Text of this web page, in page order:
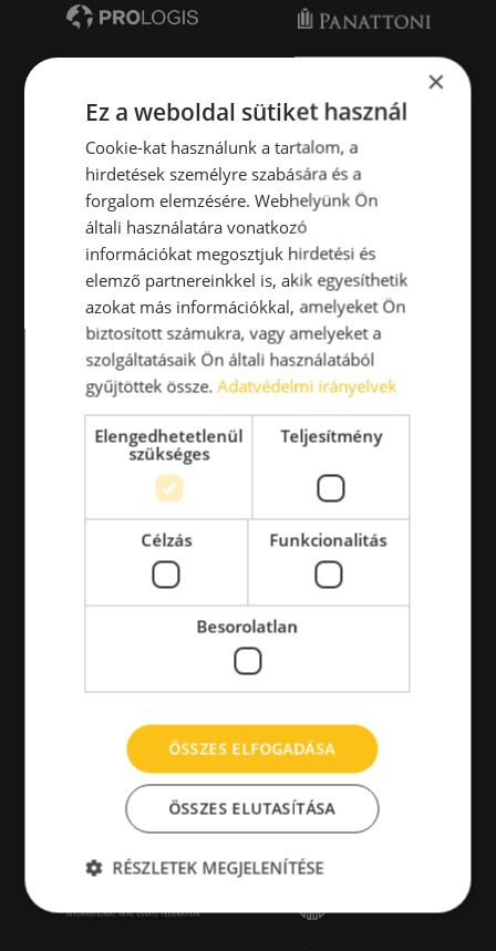
×
Ez a weboldal sütiket használ
Cookie-kat használunk a tartalom, a
hirdetések személyre szabására és a
forgalom elemzésére. Webhelyünk Ön
általi használatára vonatkozó
információkat megosztjuk hirdetési és
elemző partnereinkkel is, akik egyesíthetik
azokat más információkkal, amelyeket Ön
biztosított számukra, vagy amelyeket a
szolgáltatásaik Ön általi használatából
gyűjtöttek össze.Adatvédelmi irányelvek
Elengedhetetlenül
szükséges
Teljesítmény
Célzás Funkcionalitás
Besorolatlan
ÖSSZES ELFOGADÁSA
ÖSSZES ELUTASÍTÁSA
RÉSZLETEK MEGJELENÍTÉSE